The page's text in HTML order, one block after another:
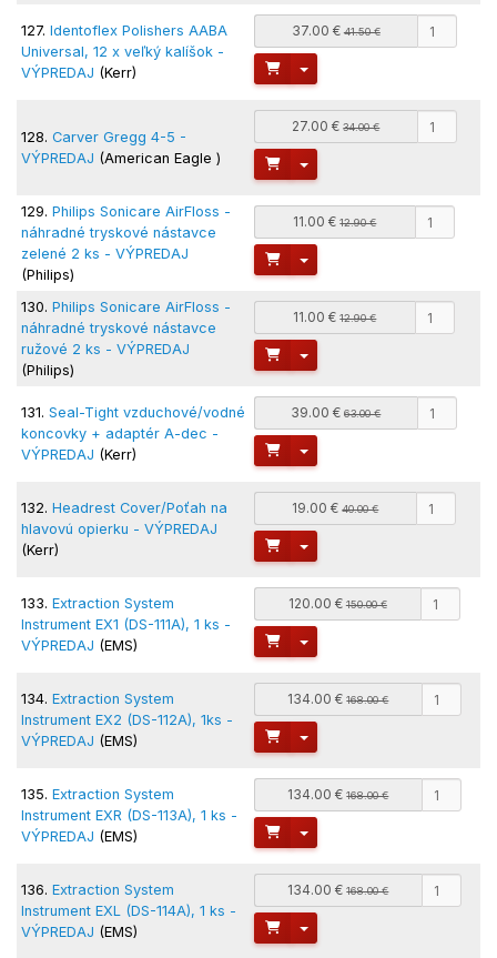
127. Identoflex Polishers AABA
Universal, 12 x veľký kalíšok -
VÝPREDAJ (Kerr)
37.00 €41.50 €
Toggle Dropdown
128. Carver Gregg 4-5 -
VÝPREDAJ (American Eagle )
27.00 €34.00 €
Toggle Dropdown
129. Philips Sonicare AirFloss -
náhradné tryskové nástavce
zelené 2 ks - VÝPREDAJ
(Philips)
11.00 €12.90 €
Toggle Dropdown
130. Philips Sonicare AirFloss -
náhradné tryskové nástavce
ružové 2 ks - VÝPREDAJ
(Philips)
11.00 €12.90 €
Toggle Dropdown
131. Seal-Tight vzduchové/vodné
koncovky + adaptér A-dec -
VÝPREDAJ (Kerr)
39.00 €63.00 €
Toggle Dropdown
132. Headrest Cover/Poťah na
hlavovú opierku - VÝPREDAJ
(Kerr)
19.00 €40.00 €
Toggle Dropdown
133. Extraction System
Instrument EX1 (DS-111A), 1 ks -
VÝPREDAJ (EMS)
120.00 €150.00 €
Toggle Dropdown
134. Extraction System
Instrument EX2 (DS-112A), 1ks -
VÝPREDAJ (EMS)
134.00 €168.00 €
Toggle Dropdown
135. Extraction System
Instrument EXR (DS-113A), 1 ks -
VÝPREDAJ (EMS)
134.00 €168.00 €
Toggle Dropdown
136. Extraction System
Instrument EXL (DS-114A), 1 ks -
VÝPREDAJ (EMS)
134.00 €168.00 €
Toggle Dropdown